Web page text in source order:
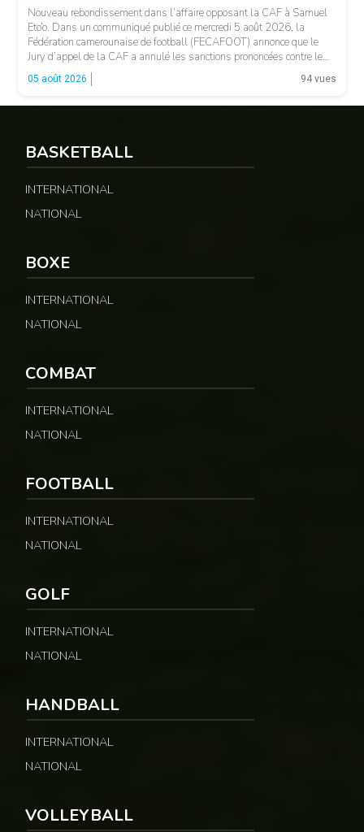
Nouveau rebondissement dans l’affaire opposant la CAF à Samuel
Eto’o. Dans un communiqué publié ce mercredi 5 août 2026, la
Fédération camerounaise de football (FECAFOOT) annonce que le
Jury d’appel de la CAF a annulé les sanctions prononcées contre le
président de la fédération camerounaise. Le dossier concernait les
incidents survenus lors du match Cameroun-Maroc […]
05 août 2026 94 vues
BASKETBALL
INTERNATIONAL
NATIONAL
BOXE
INTERNATIONAL
NATIONAL
COMBAT
INTERNATIONAL
NATIONAL
FOOTBALL
INTERNATIONAL
NATIONAL
GOLF
INTERNATIONAL
NATIONAL
HANDBALL
INTERNATIONAL
NATIONAL
VOLLEYBALL